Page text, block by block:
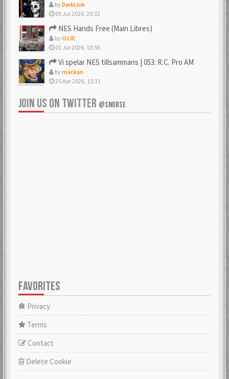
byDarkLink
05 Jul 2026, 20:32
NES Hands Free (Main Libres)
byOJJE
01 Jul 2026, 10:56
Vi spelar NES tillsammans | 053: R.C. Pro AM
bymackan
25 Apr 2026, 13:31
JOIN US ON TWITTER @SNDBSE
FAVORITES
Privacy
Terms
Contact
Delete Cookie